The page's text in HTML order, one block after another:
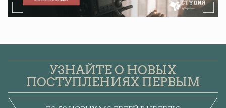
УЗНАЙТЕ О НОВЫХ
ПОСТУПЛЕНИЯХ ПЕРВЫМ